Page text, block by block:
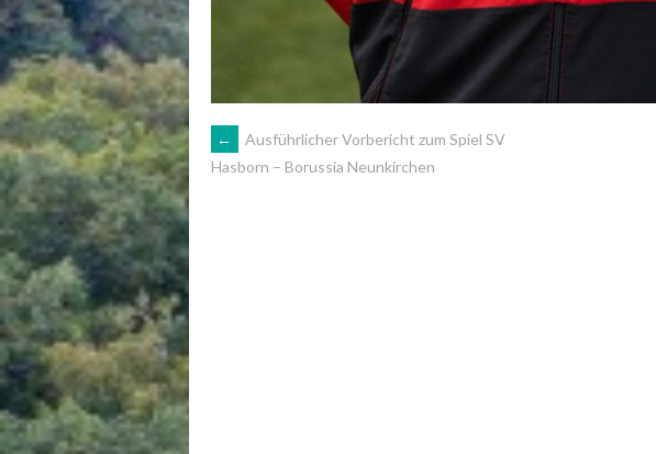
ARTIKEL-
←
Ausführlicher Vorbericht zum Spiel SV
Hasborn – Borussia Neunkirchen